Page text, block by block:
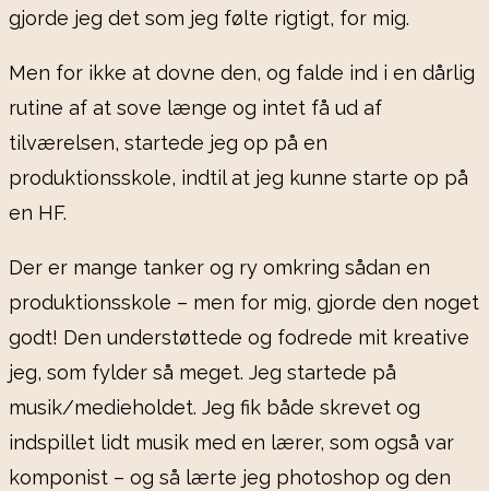
gjorde jeg det som jeg følte rigtigt, for mig.
Men for ikke at dovne den, og falde ind i en dårlig
rutine af at sove længe og intet få ud af
tilværelsen, startede jeg op på en
produktionsskole, indtil at jeg kunne starte op på
en HF.
Der er mange tanker og ry omkring sådan en
produktionsskole – men for mig, gjorde den noget
godt! Den understøttede og fodrede mit kreative
jeg, som fylder så meget. Jeg startede på
musik/medieholdet. Jeg fik både skrevet og
indspillet lidt musik med en lærer, som også var
komponist – og så lærte jeg photoshop og den